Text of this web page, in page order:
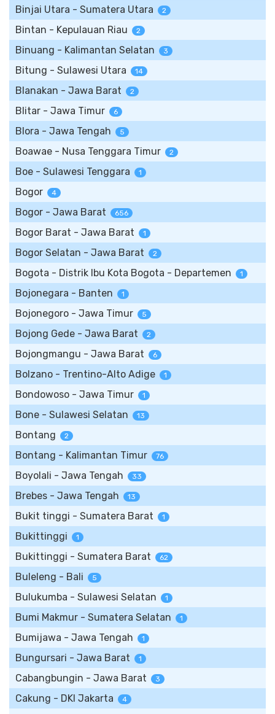
Binjai Utara - Sumatera Utara 2
Bintan - Kepulauan Riau 2
Binuang - Kalimantan Selatan 3
Bitung - Sulawesi Utara 14
Blanakan - Jawa Barat 2
Blitar - Jawa Timur 6
Blora - Jawa Tengah 5
Boawae - Nusa Tenggara Timur 2
Boe - Sulawesi Tenggara 1
Bogor 4
Bogor - Jawa Barat 656
Bogor Barat - Jawa Barat 1
Bogor Selatan - Jawa Barat 2
Bogota - Distrik Ibu Kota Bogota - Departemen 1
Bojonegara - Banten 1
Bojonegoro - Jawa Timur 5
Bojong Gede - Jawa Barat 2
Bojongmangu - Jawa Barat 6
Bolzano - Trentino-Alto Adige 1
Bondowoso - Jawa Timur 1
Bone - Sulawesi Selatan 13
Bontang 2
Bontang - Kalimantan Timur 76
Boyolali - Jawa Tengah 33
Brebes - Jawa Tengah 13
Bukit tinggi - Sumatera Barat 1
Bukittinggi 1
Bukittinggi - Sumatera Barat 62
Buleleng - Bali 5
Bulukumba - Sulawesi Selatan 1
Bumi Makmur - Sumatera Selatan 1
Bumijawa - Jawa Tengah 1
Bungursari - Jawa Barat 1
Cabangbungin - Jawa Barat 3
Cakung - DKI Jakarta 4